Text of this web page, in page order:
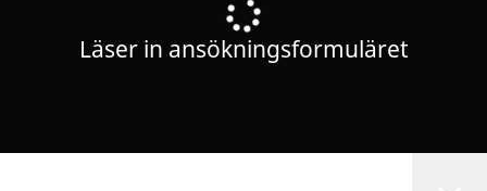
Läser in ansökningsformuläret